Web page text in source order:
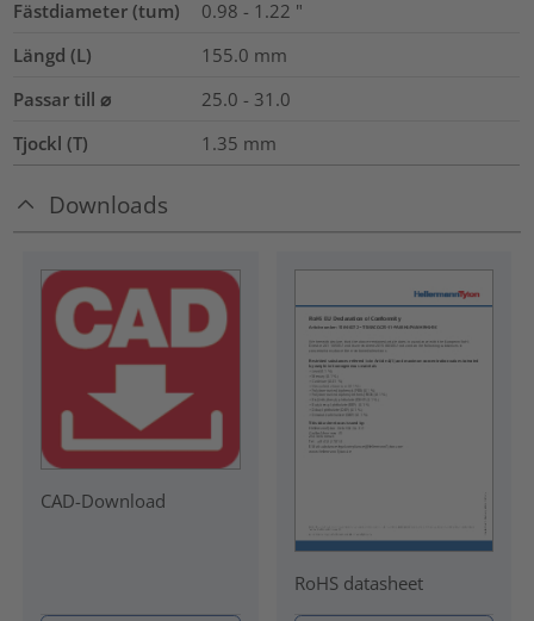
Fästdiameter (tum)
0.98 - 1.22 "
Längd (L)
155.0 mm
Passar till ⌀
25.0 - 31.0
Tjockl (T)
1.35 mm
Downloads
CAD-Download
RoHS datasheet